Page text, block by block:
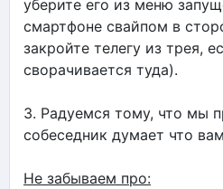
уберите его из меню
смартфоне свайпом в
закройте телегу из трея,
сворачивается туда).
3. Радуемся тому, что мы
собеседник думает что
Не забываем про: